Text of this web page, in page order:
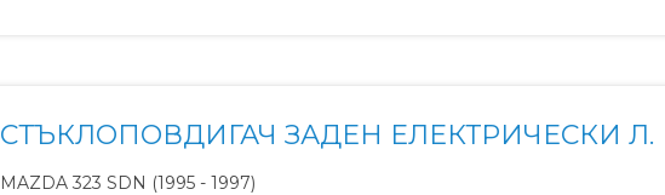
СТЪКЛОПОВДИГАЧ ЗАДЕН ЕЛЕКТРИЧЕСКИ Л.
MAZDA 323 SDN (1995 - 1997)